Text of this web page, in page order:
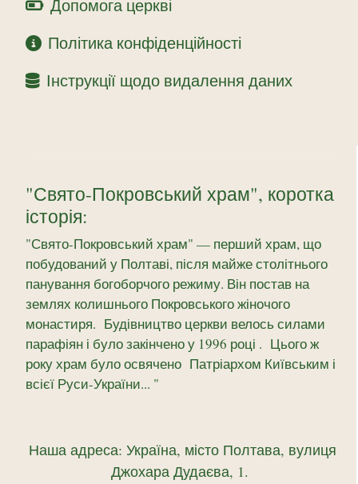
Допомога церкві
Політика конфіденційності
Інструкції щодо видалення даних
"Свято-Покровський храм", коротка
історія:
"Свято-Покровський храм" — перший храм, що
побудований у Полтаві, після майже столітнього
панування богоборчого режиму. Він постав на
землях колишнього Покровського жіночого
монастиря. Будівництво церкви велось силами
парафіян і було закінчено у 1996 році . Цього ж
року храм було освячено Патріархом Київським і
всієї Руси-України... "
Наша адреса: Україна, місто Полтава, вулиця
Джохара Дудаєва, 1.